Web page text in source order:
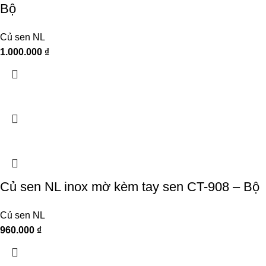
Bộ
Củ sen NL
1.000.000 ₫
Củ sen NL inox mờ kèm tay sen CT-908 – Bộ
Củ sen NL
960.000 ₫